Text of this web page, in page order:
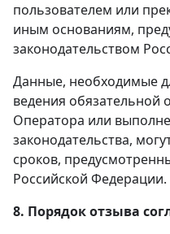
пользователем или
иным основаниям,
законодательством
Данные, необходимые
ведения обязательной
Оператора или
законодательства,
сроков,
Российской Федерации.
8. Порядок отзыва